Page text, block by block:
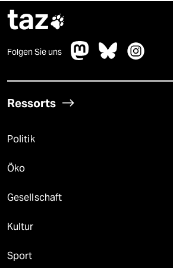
taz
Folgen Sie uns
Ressorts
Politik
Öko
Gesellschaft
Kultur
Sport